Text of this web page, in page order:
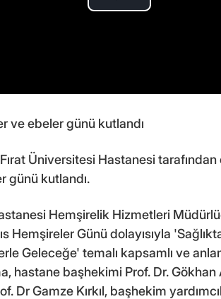
ve ebeler günü kutlandı
Üniversitesi Hastanesi
günü kutlandı.
Hemşirelik Hizmetleri
Hemşireler Günü dolayısıyla
Geleceğe' temalı kapsamlı ve
hastane başhekimi Prof. Dr. Gökhan
Dr Gamze Kırkıl, başhekim